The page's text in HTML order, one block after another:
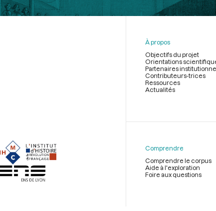
page
À propos
Objectifs du projet
Orientations
Partenaires
Contributeurs-trices
Ressources
Actualités
Comprendre
Comprendre le corpus
Aide à l'exploration
Foire aux questions